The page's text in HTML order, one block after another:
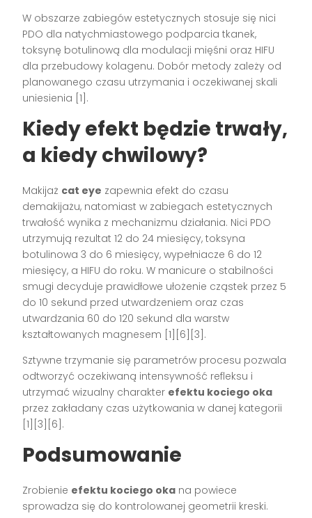
W obszarze zabiegów estetycznych stosuje się nici
PDO dla natychmiastowego podparcia tkanek,
toksynę botulinową dla modulacji mięśni oraz HIFU
dla przebudowy kolagenu. Dobór metody zależy od
planowanego czasu utrzymania i oczekiwanej skali
uniesienia [1].
Kiedy efekt będzie trwały,
a kiedy chwilowy?
Makijaż cat eye zapewnia efekt do czasu
demakijażu, natomiast w zabiegach estetycznych
trwałość wynika z mechanizmu działania. Nici PDO
utrzymują rezultat 12 do 24 miesięcy, toksyna
botulinowa 3 do 6 miesięcy, wypełniacze 6 do 12
miesięcy, a HIFU do roku. W manicure o stabilności
smugi decyduje prawidłowe ułożenie cząstek przez 5
do 10 sekund przed utwardzeniem oraz czas
utwardzania 60 do 120 sekund dla warstw
kształtowanych magnesem [1][6][3].
Sztywne trzymanie się parametrów procesu pozwala
odtworzyć oczekiwaną intensywność refleksu i
utrzymać wizualny charakter efektu kociego oka
przez zakładany czas użytkowania w danej kategorii
[1][3][6].
Podsumowanie
Zrobienie efektu kociego oka na powiece
sprowadza się do kontrolowanej geometrii kreski.